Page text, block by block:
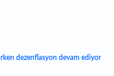
dezenflasyon devam ediyor